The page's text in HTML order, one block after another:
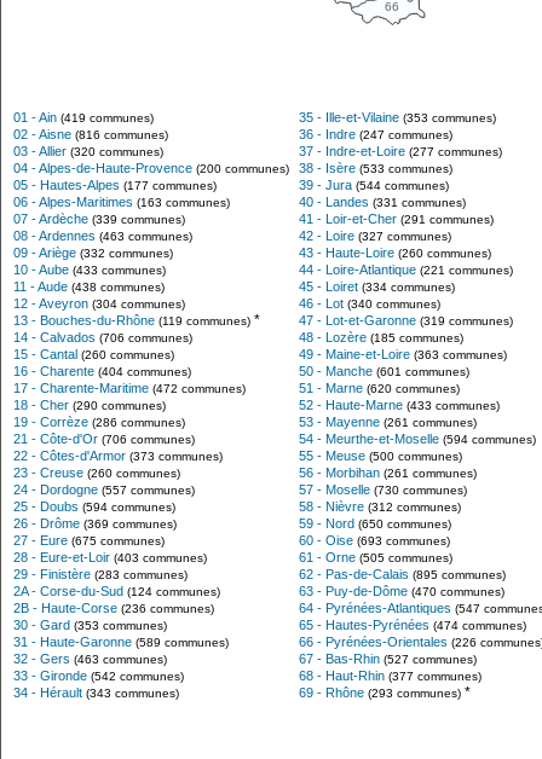
66
01 - Ain (419 communes)
02 - Aisne (816 communes)
03 - Allier (320 communes)
04 - Alpes-de-Haute-Provence (200 communes)
05 - Hautes-Alpes (177 communes)
06 - Alpes-Maritimes (163 communes)
07 - Ardèche (339 communes)
08 - Ardennes (463 communes)
09 - Ariège (332 communes)
10 - Aube (433 communes)
11 - Aude (438 communes)
12 - Aveyron (304 communes)
13 - Bouches-du-Rhône (119 communes) *
14 - Calvados (706 communes)
15 - Cantal (260 communes)
16 - Charente (404 communes)
17 - Charente-Maritime (472 communes)
18 - Cher (290 communes)
19 - Corrèze (286 communes)
21 - Côte-d'Or (706 communes)
22 - Côtes-d'Armor (373 communes)
23 - Creuse (260 communes)
24 - Dordogne (557 communes)
25 - Doubs (594 communes)
26 - Drôme (369 communes)
27 - Eure (675 communes)
28 - Eure-et-Loir (403 communes)
29 - Finistère (283 communes)
2A - Corse-du-Sud (124 communes)
2B - Haute-Corse (236 communes)
30 - Gard (353 communes)
31 - Haute-Garonne (589 communes)
32 - Gers (463 communes)
33 - Gironde (542 communes)
34 - Hérault (343 communes)
35 - Ille-et-Vilaine (353 communes)
36 - Indre (247 communes)
37 - Indre-et-Loire (277 communes)
38 - Isère (533 communes)
39 - Jura (544 communes)
40 - Landes (331 communes)
41 - Loir-et-Cher (291 communes)
42 - Loire (327 communes)
43 - Haute-Loire (260 communes)
44 - Loire-Atlantique (221 communes)
45 - Loiret (334 communes)
46 - Lot (340 communes)
47 - Lot-et-Garonne (319 communes)
48 - Lozère (185 communes)
49 - Maine-et-Loire (363 communes)
50 - Manche (601 communes)
51 - Marne (620 communes)
52 - Haute-Marne (433 communes)
53 - Mayenne (261 communes)
54 - Meurthe-et-Moselle (594 communes)
55 - Meuse (500 communes)
56 - Morbihan (261 communes)
57 - Moselle (730 communes)
58 - Nièvre (312 communes)
59 - Nord (650 communes)
60 - Oise (693 communes)
61 - Orne (505 communes)
62 - Pas-de-Calais (895 communes)
63 - Puy-de-Dôme (470 communes)
64 - Pyrénées-Atlantiques (547
65 - Hautes-Pyrénées (474 communes)
66 - Pyrénées-Orientales (226
67 - Bas-Rhin (527 communes)
68 - Haut-Rhin (377 communes)
69 - Rhône (293 communes) *